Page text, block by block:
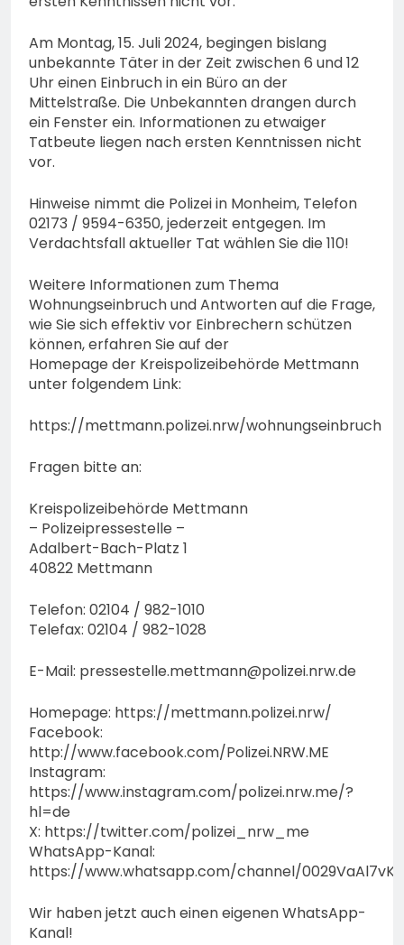
Am Montag, 15. Juli 2024, begingen bislang
unbekannte Täter in der Zeit zwischen 6 und 12
Uhr einen Einbruch in ein Büro an der
Mittelstraße. Die Unbekannten drangen durch
ein Fenster ein. Informationen zu etwaiger
Tatbeute liegen nach ersten Kenntnissen nicht
vor.
Hinweise nimmt die Polizei in Monheim, Telefon
02173 / 9594-6350, jederzeit entgegen. Im
Verdachtsfall aktueller Tat wählen Sie die 110!
Weitere Informationen zum Thema
Wohnungseinbruch und Antworten auf die Frage,
wie Sie sich effektiv vor Einbrechern schützen
können, erfahren Sie auf der
Homepage der Kreispolizeibehörde Mettmann
unter folgendem Link:
https://mettmann.polizei.nrw/wohnungseinbruch
Fragen bitte an:
Kreispolizeibehörde Mettmann
– Polizeipressestelle –
Adalbert-Bach-Platz 1
40822 Mettmann
Telefon: 02104 / 982-1010
Telefax: 02104 / 982-1028
E-Mail: pressestelle.mettmann@polizei.nrw.de
Homepage: https://mettmann.polizei.nrw/
Facebook:
http://www.facebook.com/Polizei.NRW.ME
Instagram:
https://www.instagram.com/polizei.nrw.me/?
hl=de
X: https://twitter.com/polizei_nrw_me
WhatsApp-Kanal:
https://www.whatsapp.com/channel/
Wir haben jetzt auch einen eigenen WhatsApp-
Kanal!